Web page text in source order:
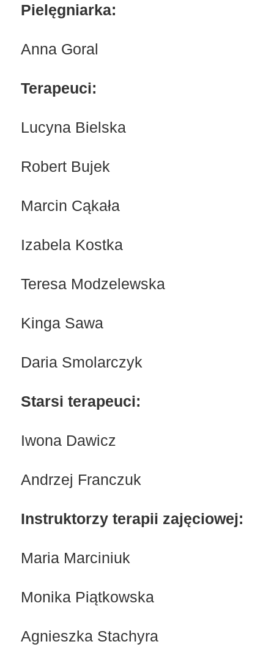
Pielęgniarka:
Anna Goral
Terapeuci:
Lucyna Bielska
Robert Bujek
Marcin Cąkała
Izabela Kostka
Teresa Modzelewska
Kinga Sawa
Daria Smolarczyk
Starsi terapeuci:
Iwona Dawicz
Andrzej Franczuk
Instruktorzy terapii zajęciowej:
Maria Marciniuk
Monika Piątkowska
Agnieszka Stachyra